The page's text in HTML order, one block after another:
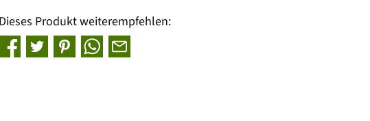
Dieses Produkt weiterempfehlen: